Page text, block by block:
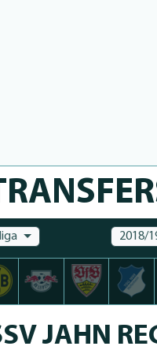
2018/
JAHN